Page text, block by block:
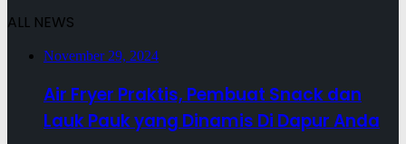
ALL NEWS
November 29, 2024
Air Fryer Praktis, Pembuat Snack dan
Lauk Pauk yang Dinamis Di Dapur Anda